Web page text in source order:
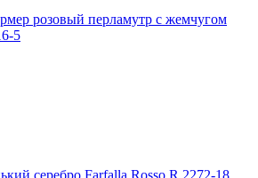
розовый перламутр с жемчугом
5